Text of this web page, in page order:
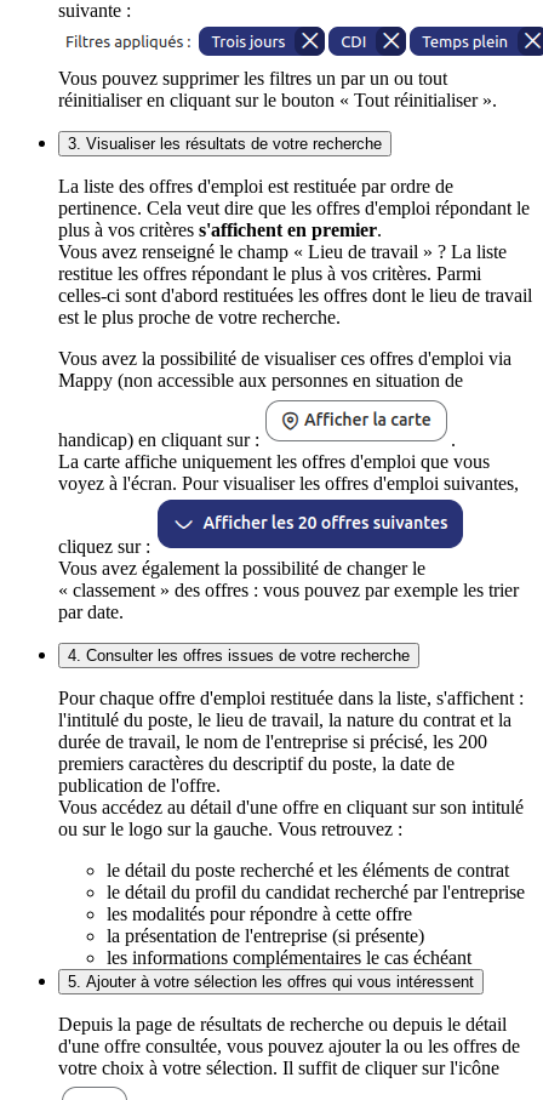
suivante :
Vous pouvez supprimer les filtres un par un ou tout
réinitialiser en cliquant sur le bouton « Tout réinitialiser ».
3. Visualiser les résultats de votre recherche
La liste des offres d'emploi est restituée par ordre de
pertinence. Cela veut dire que les offres d'emploi répondant le
plus à vos critères s'affichent en premier.
Vous avez renseigné le champ « Lieu de travail » ? La liste
restitue les offres répondant le plus à vos critères. Parmi
celles-ci sont d'abord restituées les offres dont le lieu de travail
est le plus proche de votre recherche.
Vous avez la possibilité de visualiser ces offres d'emploi via
Mappy (non accessible aux personnes en situation de
handicap) en cliquant sur :
.
La carte affiche uniquement les offres d'emploi que vous
voyez à l'écran. Pour visualiser les offres d'emploi suivantes,
cliquez sur :
Vous avez également la possibilité de changer le
« classement » des offres : vous pouvez par exemple les trier
par date.
4. Consulter les offres issues de votre recherche
Pour chaque offre d'emploi restituée dans la liste, s'affichent :
l'intitulé du poste, le lieu de travail, la nature du contrat et la
durée de travail, le nom de l'entreprise si précisé, les 200
premiers caractères du descriptif du poste, la date de
publication de l'offre.
Vous accédez au détail d'une offre en cliquant sur son intitulé
ou sur le logo sur la gauche. Vous retrouvez :
le détail du poste recherché et les éléments de contrat
le détail du profil du candidat recherché par l'entreprise
les modalités pour répondre à cette offre
la présentation de l'entreprise (si présente)
les informations complémentaires le cas échéant
5. Ajouter à votre sélection les offres qui vous intéressent
Depuis la page de résultats de recherche ou depuis le détail
d'une offre consultée, vous pouvez ajouter la ou les offres de
votre choix à votre sélection. Il suffit de cliquer sur l'icône